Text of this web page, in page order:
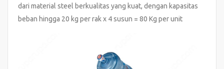
dari material steel berkualitas yang kuat, dengan kapasitas
beban hingga 20 kg per rak x 4 susun = 80 Kg per unit